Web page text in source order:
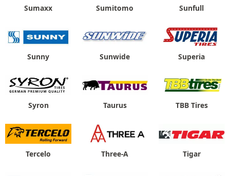
Sumaxx Sumitomo Sunfull
Sunny Sunwide Superia
Syron Taurus TBB Tires
Tercelo Three-A Tigar